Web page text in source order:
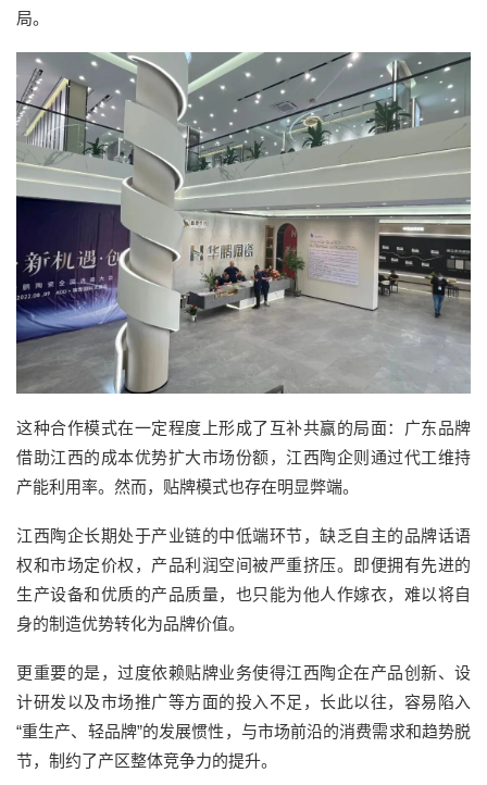
局。
这种合作模式在一定程度上形成了互补共赢的局面：广东品牌
借助江西的成本优势扩大市场份额，江西陶企则通过代工维持
产能利用率。然而，贴牌模式也存在明显弊端。
江西陶企长期处于产业链的中低端环节，缺乏自主的品牌话语
权和市场定价权，产品利润空间被严重挤压。即便拥有先进的
生产设备和优质的产品质量，也只能为他人作嫁衣，难以将自
身的制造优势转化为品牌价值。
更重要的是，过度依赖贴牌业务使得江西陶企在产品创新、设
计研发以及市场推广等方面的投入不足，长此以往，容易陷入
“重生产、轻品牌”的发展惯性，与市场前沿的消费需求和趋势脱
节，制约了产区整体竞争力的提升。